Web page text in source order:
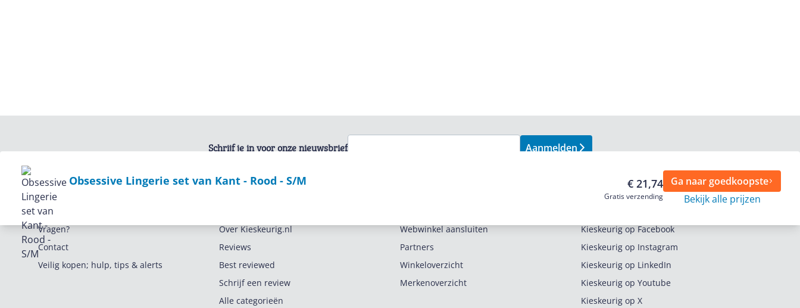
Obsessive Lingerie set van Kant - Rood - S/M € 21,74
Gratis verzending
Ga naar goedkoopste
Bekijk alle prijzen
Schrijf je in voor onze nieuwsbrief Aanmelden
Service
Vragen?
Contact
Veilig kopen; hulp, tips & alerts
Over Kieskeurig.nl
Reviews
Best reviewed
Schrijf een review
Alle categorieën
Webwinkel aansluiten
Partners
Winkeloverzicht
Merkenoverzicht
Kieskeurig op Facebook
Kieskeurig op Instagram
Kieskeurig op LinkedIn
Kieskeurig op Youtube
Kieskeurig op X